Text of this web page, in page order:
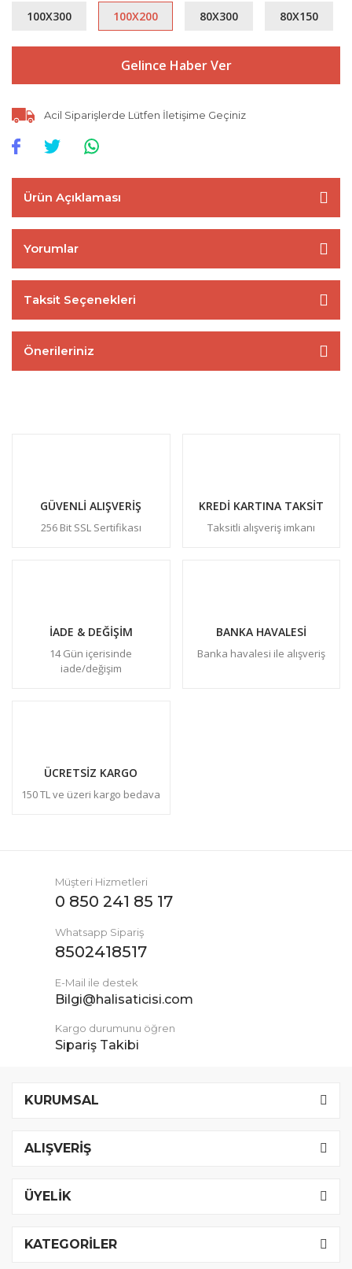
100X300 100X200 80X300 80X150
Gelince Haber Ver
Acil Siparişlerde Lütfen İletişime Geçiniz
Ürün Açıklaması
Yorumlar
Taksit Seçenekleri
Önerileriniz
GÜVENLİ ALIŞVERİŞ
256 Bit SSL Sertifikası
KREDİ KARTINA TAKSİT
Taksitli alışveriş imkanı
İADE & DEĞİŞİM
14 Gün içerisinde
iade/değişim
BANKA HAVALESİ
Banka havalesi ile alışveriş
ÜCRETSİZ KARGO
150 TL ve üzeri kargo bedava
Müşteri Hizmetleri
0 850 241 85 17
Whatsapp Sipariş
8502418517
E-Mail ile destek
Bilgi@halisaticisi.com
Kargo durumunu öğren
Sipariş Takibi
KURUMSAL
ALIŞVERİŞ
ÜYELİK
KATEGORİLER